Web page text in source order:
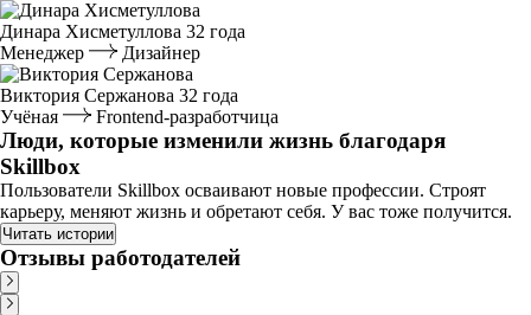
Динара Хисметуллова 32 года
Менеджер
Дизайнер
Виктория Сержанова 32 года
Учёная
Frontend-разработчица
Люди, которые изменили жизнь благодаря
Skillbox
Пользователи Skillbox осваивают новые профессии. Строят
карьеру, меняют жизнь и обретают себя. У вас тоже получится.
Читать истории
Отзывы работодателей